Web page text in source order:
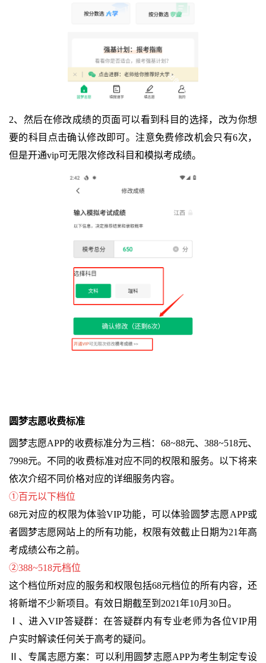
2、然后在修改成绩的页面可以看到科目的选择，改为你想
要的科目点击确认修改即可。注意免费修改机会只有6次，
但是开通vip可无限次修改科目和模拟考成绩。
圆梦志愿收费标准
圆梦志愿APP的收费标准分为三档：68~88元、388~518元、
7998元。不同的收费标准对应不同的权限和服务。以下将来
依次介绍不同价格对应的详细服务内容。
①百元以下档位
68元对应的权限为体验VIP功能，可以体验圆梦志愿APP或
者圆梦志愿网站上的所有功能，权限有效截止日期为21年高
考成绩公布之前。
②388~518元档位
这个档位所对应的服务和权限包括68元档位的所有内容，还
将新增不少新项目。有效日期截至到2021年10月30日。
Ⅰ、进入VIP答疑群：在答疑群内有专业老师为各位VIP用
户实时解读任何关于高考的疑问。
Ⅱ、专属志愿方案：可以利用圆梦志愿APP为考生制定专设